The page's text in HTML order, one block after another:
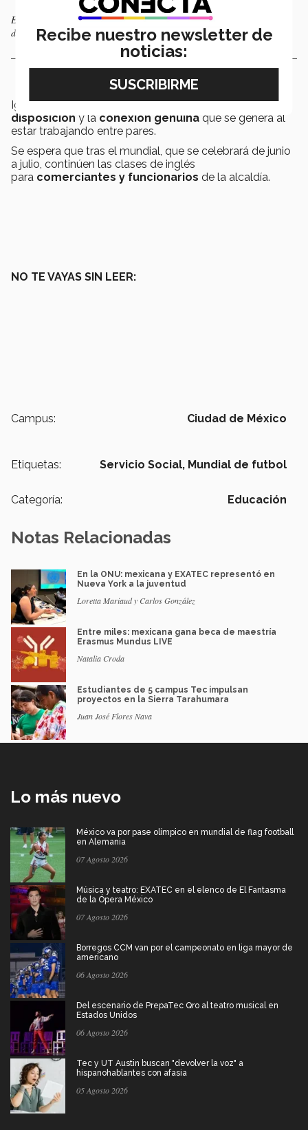
El taller personalizado rompe las cátedras tradicionales mediante
dinámicas de comunicación interactiva. Foto: Jesús Montes Zúñiga.
Igualmente acordaron que es muyvalioso ver la
disposición y la conexión genuina que se genera al
estar trabajando entre pares.
Se espera que tras el mundial, que se celebrará de junio
a julio, continúen las clases de inglés
para comerciantes y funcionarios de la alcaldía.
NO TE VAYAS SIN LEER:
Campus: Ciudad de México
Etiquetas: Servicio Social, Mundial de futbol
Categoría: Educación
Notas Relacionadas
En la ONU: mexicana y EXATEC representó en
Nueva York a la juventud
Loretta Mariaud y Carlos González
Entre miles: mexicana gana beca de maestría
Erasmus Mundus LIVE
Natalia Croda
Estudiantes de 5 campus Tec impulsan
proyectos en la Sierra Tarahumara
Juan José Flores Nava
Lo más nuevo
México va por pase olímpico en mundial de flag football
en Alemania
07 Agosto 2026
Música y teatro: EXATEC en el elenco de El Fantasma
de la Ópera México
07 Agosto 2026
Borregos CCM van por el campeonato en liga mayor de
americano
06 Agosto 2026
Del escenario de PrepaTec Qro al teatro musical en
Estados Unidos
06 Agosto 2026
Tec y UT Austin buscan "devolver la voz" a
hispanohablantes con afasia
05 Agosto 2026
Recibe nuestro newsletter de
noticias: